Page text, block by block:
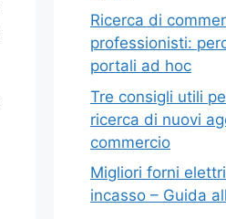
Ricerca di
professionisti:
portali ad hoc
Tre consigli utili
ricerca di nuovi
commercio
Migliori forni
incasso – Guida